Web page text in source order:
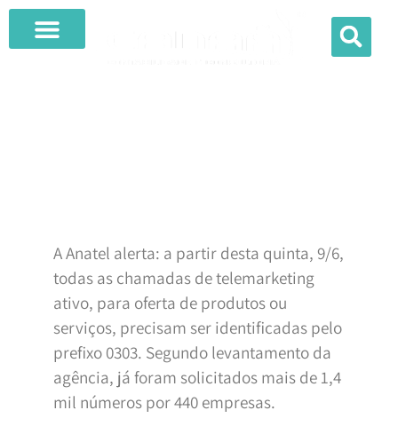
A Anatel alerta: a partir desta quinta, 9/6,
todas as chamadas de telemarketing
ativo, para oferta de produtos ou
serviços, precisam ser identificadas pelo
prefixo 0303. Segundo levantamento da
agência, já foram solicitados mais de 1,4
mil números por 440 empresas.